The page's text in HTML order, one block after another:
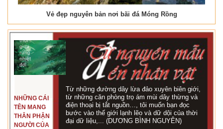
Vẻ đẹp nguyên bản nơi bãi đá Móng Rồng
NHỮNG CÁI
TÊN MANG
THÂN PHẬN
NGƯỜI CỦA
Từ những đường dây lừa đảo xuyên biên giới,
từ những căn phòng trọ ám mùi dây thừng và
điện thoại bị tắt nguồn…, tôi muốn bạn đọc
bước vào thế giới lạnh lẽo và dữ dội của thời
đại dữ liệu,... (DƯƠNG BÌNH NGUYÊN)